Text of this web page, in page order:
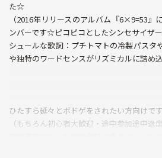
た☆
（2016年リリースのアルバム『6×9=53』
ンバーです☆ピコピコとしたシンセサイザ
シュールな歌詞：プチトマトの冷製パスタ
や独特のワードセンスがリズミカルに詰め
ひたすら延々とボドゲをされたい方向けです
（もちろん初心者大歓迎・途中参加途中退席